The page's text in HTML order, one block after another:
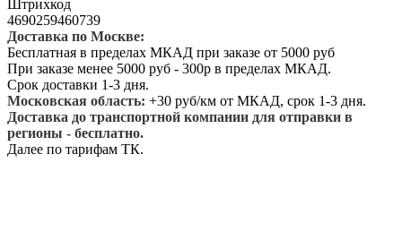
Штрихкод
4690259460739
Доставка по Москве:
Бесплатная в пределах МКАД при заказе от 5000 руб
При заказе менее 5000 руб - 300р в пределах МКАД.
Срок доставки 1-3 дня.
Московская область: +30 руб/км от МКАД, срок 1-3 дня.
Доставка до транспортной компании для отправки в
регионы - бесплатно.
Далее по тарифам ТК.